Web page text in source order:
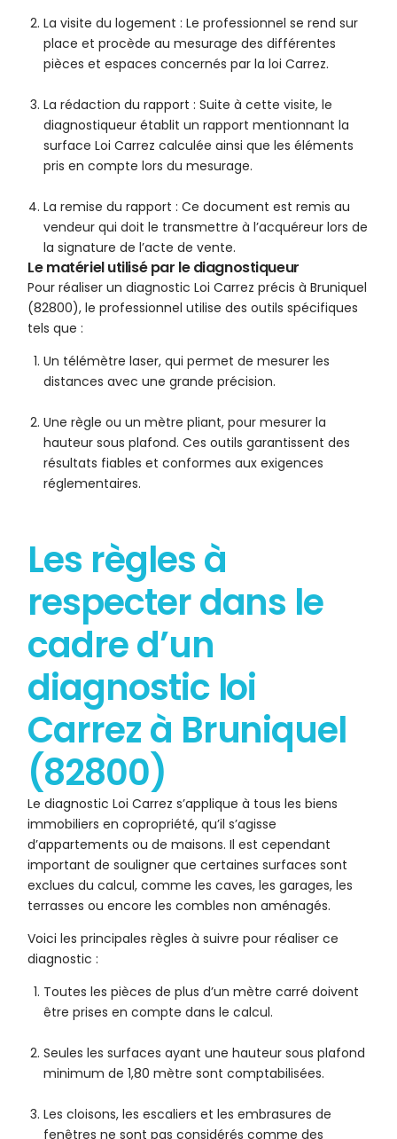
La visite du logement : Le professionnel se rend sur
place et procède au mesurage des différentes
pièces et espaces concernés par la loi Carrez.
La rédaction du rapport : Suite à cette visite, le
diagnostiqueur établit un rapport mentionnant la
surface Loi Carrez calculée ainsi que les éléments
pris en compte lors du mesurage.
La remise du rapport : Ce document est remis au
vendeur qui doit le transmettre à l’acquéreur lors de
la signature de l’acte de vente.
Le matériel utilisé par le diagnostiqueur
Pour réaliser un diagnostic Loi Carrez précis à Bruniquel
(82800), le professionnel utilise des outils spécifiques
tels que :
Un télémètre laser, qui permet de mesurer les
distances avec une grande précision.
Une règle ou un mètre pliant, pour mesurer la
hauteur sous plafond. Ces outils garantissent des
résultats fiables et conformes aux exigences
réglementaires.
Les règles à
respecter dans le
cadre d’un
diagnostic loi
Carrez à Bruniquel
(82800)
Le diagnostic Loi Carrez s’applique à tous les biens
immobiliers en copropriété, qu’il s’agisse
d’appartements ou de maisons. Il est cependant
important de souligner que certaines surfaces sont
exclues du calcul, comme les caves, les garages, les
terrasses ou encore les combles non aménagés.
Voici les principales règles à suivre pour réaliser ce
diagnostic :
Toutes les pièces de plus d’un mètre carré doivent
être prises en compte dans le calcul.
Seules les surfaces ayant une hauteur sous plafond
minimum de 1,80 mètre sont comptabilisées.
Les cloisons, les escaliers et les embrasures de
fenêtres ne sont pas considérés comme des